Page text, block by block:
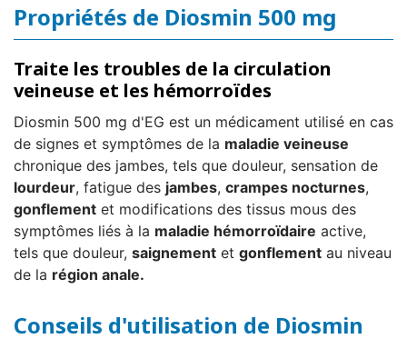
Propriétés de Diosmin 500 mg
Traite les troubles de la circulation
veineuse et les hémorroïdes
Diosmin 500 mg d'EG est un médicament utilisé en cas
de signes et symptômes de la maladie veineuse
chronique des jambes, tels que douleur, sensation de
lourdeur, fatigue des jambes, crampes nocturnes,
gonflement et modifications des tissus mous des
symptômes liés à la maladie hémorroïdaire active,
tels que douleur, saignement et gonflement au niveau
de la région anale.
Conseils d'utilisation de Diosmin